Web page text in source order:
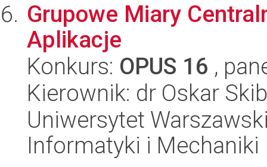
Grupowe Miary
Aplikacje
Konkurs: OPUS 16 ,
Kierownik: dr Oskar
Uniwersytet
Informatyki i Mechaniki